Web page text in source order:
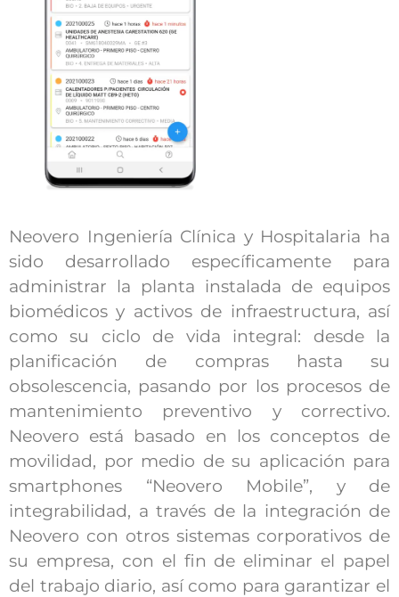
Neovero Ingeniería Clínica y Hospitalaria ha
sido desarrollado específicamente para
administrar la planta instalada de equipos
biomédicos y activos de infraestructura, así
como su ciclo de vida integral: desde la
planificación de compras hasta su
obsolescencia, pasando por los procesos de
mantenimiento preventivo y correctivo.
Neovero está basado en los conceptos de
movilidad, por medio de su aplicación para
smartphones “Neovero Mobile”, y de
integrabilidad, a través de la integración de
Neovero con otros sistemas corporativos de
su empresa, con el fin de eliminar el papel
del trabajo diario, así como para garantizar el